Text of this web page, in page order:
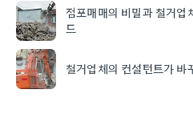
점포매매의 비밀과 철거업
드
철거업체의 컨설턴트가 바